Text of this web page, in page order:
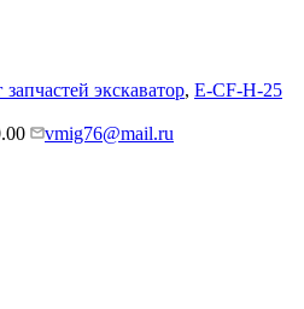
запчастей экскаватор, E-CF-H-25
vmig76@mail.ru